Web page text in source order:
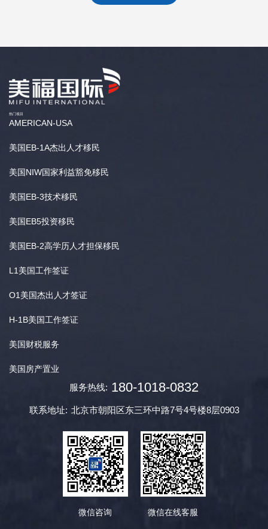
热门项目
AMERICAN-USA
美国EB-1A杰出人才移民
美国NIW国家利益豁免移民
美国EB-3技术移民
美国EB5投资移民
美国EB-2高学历人才担保移民
L1美国工作签证
O1美国杰出人才签证
H-1B美国工作签证
美国财税服务
美国房产置业
服务热线: 180-1018-0832
联系地址: 北京市朝阳区东三环中路7号4号楼8层0903
微信咨询 微信在线客服